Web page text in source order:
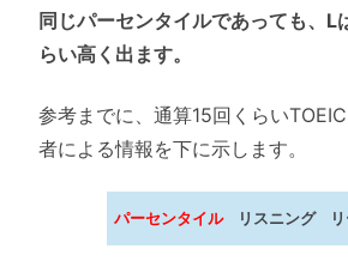
同じパーセンタイルであっても、L
らい高く出ます。
参考までに、通算15回くらい
者による情報を下に示します。
パーセンタイル リスニング